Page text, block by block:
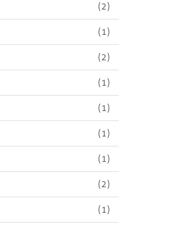
(2)
(1)
(2)
(1)
(1)
(1)
(1)
(2)
(1)